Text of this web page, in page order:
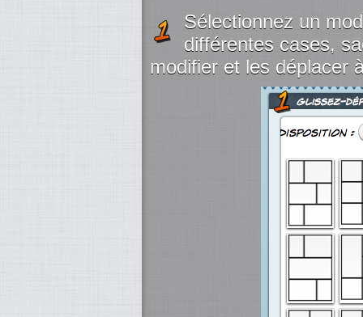
Sélectionnez un
différentes cases,
modifier et les déplacer